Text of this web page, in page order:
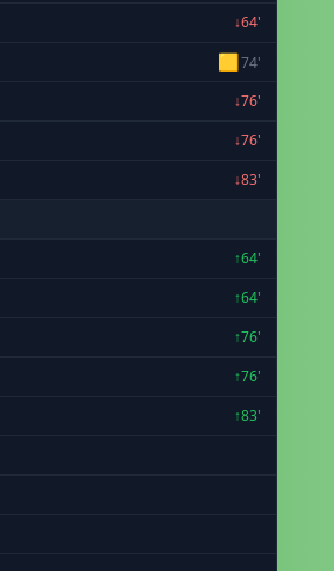
↓64'
🟨74'
↓76'
↓76'
↓83'
↑64'
↑64'
↑76'
↑76'
↑83'